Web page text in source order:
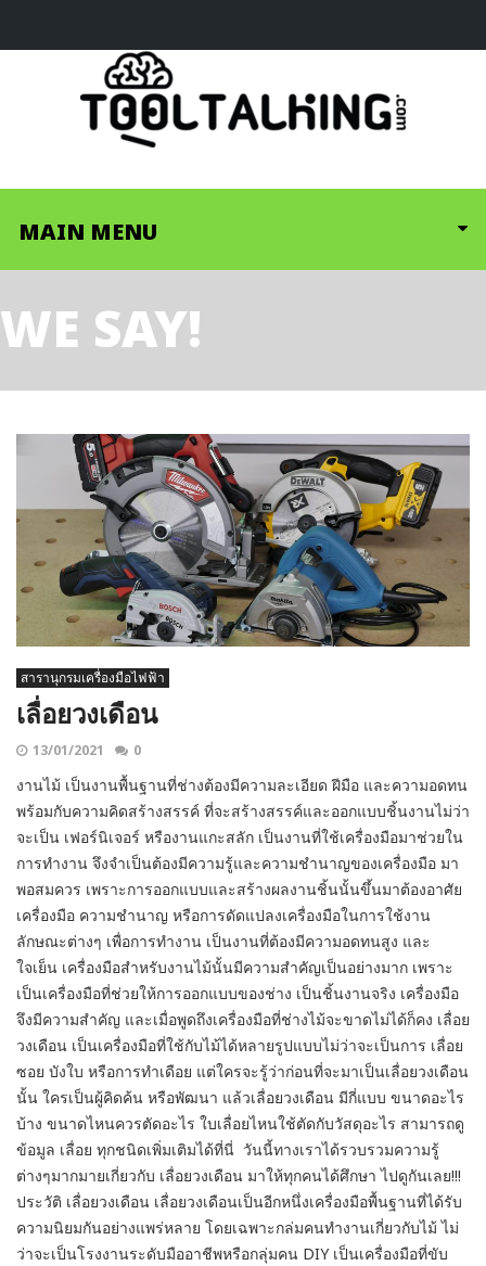
MAIN MENU
WE SAY!
สารานุกรมเครื่องมือไฟฟ้า
เลื่อยวงเดือน
13/01/2021 0
งานไม้ เป็นงานพื้นฐานที่ช่างต้องมีความละเอียด ฝีมือ และความอดทน
พร้อมกับความคิดสร้างสรรค์ ที่จะสร้างสรรค์และออกแบบชิ้นงานไม่ว่า
จะเป็น เฟอร์นิเจอร์ หรืองานแกะสลัก เป็นงานที่ใช้เครื่องมือมาช่วยใน
การทำงาน จึงจำเป็นต้องมีความรู้และความชำนาญของเครื่องมือ มา
พอสมควร เพราะการออกแบบและสร้างผลงานชิ้นนั้นขึ้นมาต้องอาศัย
เครื่องมือ ความชำนาญ หรือการดัดแปลงเครื่องมือในการใช้งาน
ลักษณะต่างๆ เพื่อการทำงาน เป็นงานที่ต้องมีความอดทนสูง และ
ใจเย็น เครื่องมือสำหรับงานไม้นั้นมีความสำคัญเป็นอย่างมาก เพราะ
เป็นเครื่องมือที่ช่วยให้การออกแบบของช่าง เป็นชิ้นงานจริง เครื่องมือ
จึงมีความสำคัญ และเมื่อพูดถึงเครื่องมือที่ช่างไม้จะขาดไม่ได้ก็คง เลื่อย
วงเดือน เป็นเครื่องมือที่ใช้กับไม้ได้หลายรูปแบบไม่ว่าจะเป็นการ เลื่อย
ซอย บังใบ หรือการทำเดือย แต่ใครจะรู้ว่าก่อนที่จะมาเป็นเลื่อยวงเดือน
นั้น ใครเป็นผู้คิดค้น หรือพัฒนา แล้วเลื่อยวงเดือน มีกี่แบบ ขนาดอะไร
บ้าง ขนาดไหนควรตัดอะไร ใบเลื่อยไหนใช้ตัดกับวัสดุอะไร สามารถดู
ข้อมูล เลื่อย ทุกชนิดเพิ่มเติมได้ที่นี่ วันนี้ทางเราได้รวบรวมความรู้
ต่างๆมากมายเกี่ยวกับ เลื่อยวงเดือน มาให้ทุกคนได้ศึกษา ไปดูกันเลย!!!
ประวัติ เลื่อยวงเดือน เลื่อยวงเดือนเป็นอีกหนึ่งเครื่องมือพื้นฐานที่ได้รับ
ความนิยมกันอย่างแพร่หลาย โดยเฉพาะกล่มคนทำงานเกี่ยวกับไม้ ไม่
ว่าจะเป็นโรงงานระดับมืออาชีพหรือกลุ่มคน DIY เป็นเครื่องมือที่ขับ